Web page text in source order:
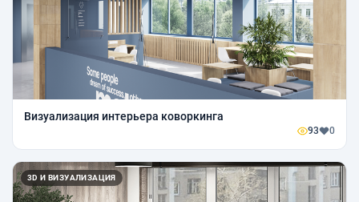
Визуализация интерьера коворкинга
93 0
3D И ВИЗУАЛИЗАЦИЯ